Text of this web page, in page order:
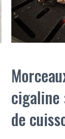
cigaline
de